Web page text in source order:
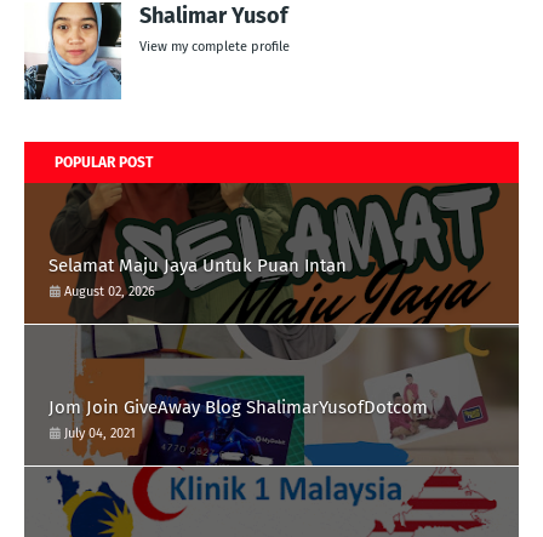
Shalimar Yusof
View my complete profile
POPULAR POST
Selamat Maju Jaya Untuk Puan Intan
August 02, 2026
Jom Join GiveAway Blog ShalimarYusofDotcom
July 04, 2021